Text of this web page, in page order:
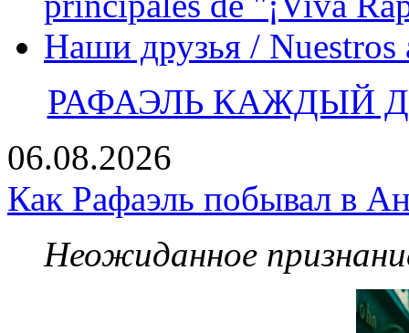
Наши друзья / Nuestros
РАФАЭЛЬ КАЖДЫЙ
06.08.2026
Как Рафаэль побывал в
Неожиданное